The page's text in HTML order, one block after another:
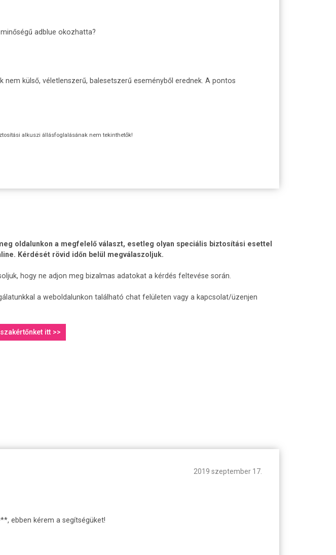
adblue okozhatta?
külső, véletlenszerű, balesetszerű eseményből erednek. A pontos
alkuszi állásfoglalásának nem tekinthetők!
oldalunkon a megfelelő választ, esetleg olyan speciális biztosítási esettel
Kérdését rövid időn belül megválaszoljuk.
hogy ne adjon meg bizalmas adatokat a kérdés feltevése során.
a weboldalunkon található chat felületen vagy a kapcsolat/üzenjen
itt >>
2019 szeptember 17.
ebben kérem a segítségüket!